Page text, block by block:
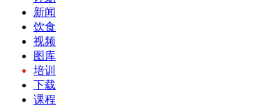
新闻
饮食
视频
图库
培训
下载
课程